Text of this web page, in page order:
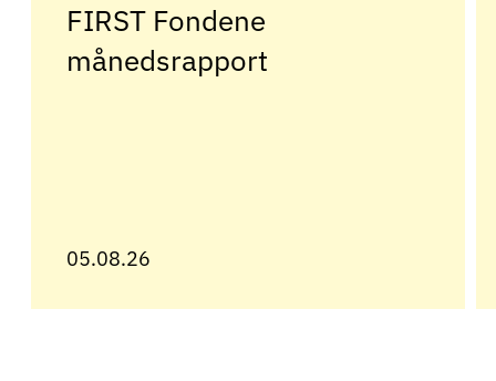
FIRST Fondene
månedsrapport
05.08.26